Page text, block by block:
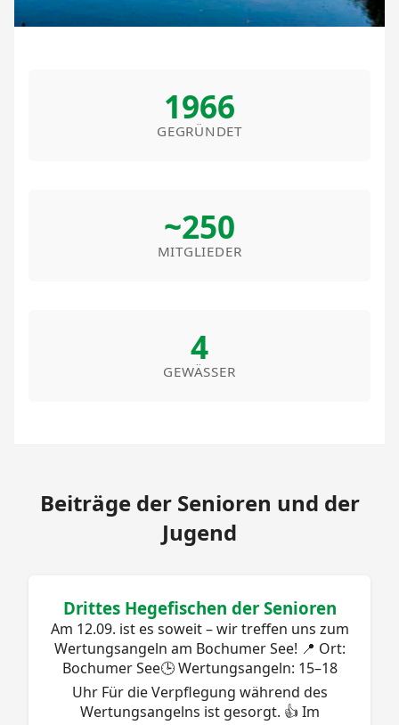
1966
GEGRÜNDET
~250
MITGLIEDER
4
GEWÄSSER
Beiträge der Senioren und der
Jugend
Drittes Hegefischen der Senioren
Am 12.09. ist es soweit – wir treffen uns zum
Wertungsangeln am Bochumer See! 📍 Ort:
Bochumer See🕒 Wertungsangeln: 15–18
Uhr Für die Verpflegung während des
Wertungsangelns ist gesorgt. 👍 Im